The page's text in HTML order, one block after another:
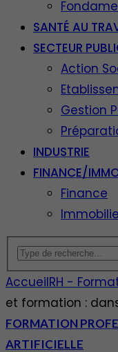
SANTÉ AU
SECTEUR
Action
Gestion
INDUSTRIE
FINANCE/
Finance
AccueilRH -
et formation :
FORMATION
ARTIFICIELLE